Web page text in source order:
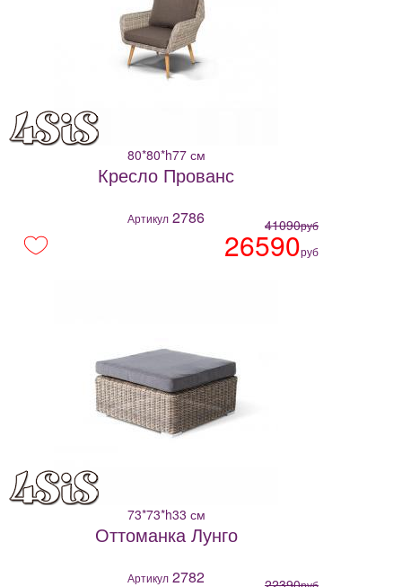
80*80*h77 см
Кресло Прованс
Артикул 2786 41090руб
26590руб
73*73*h33 см
Оттоманка Лунго
Артикул 2782